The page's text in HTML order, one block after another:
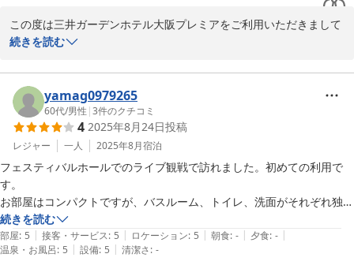
この度は三井ガーデンホテル大阪プレミアをご利用いただきまして
誠にありがとうございます。
またご多忙の中、コメントをお寄せいただきましたこと、重ねて御
礼申し上げます。
落ち着いてご利用いただけなかったとの
事、お詫び申し上げます。
今後とも快適且つ安心してお過ごしいただける空間とサービスの質
を維持しご提供できますよう努めて参りますので、引き続きご愛顧
の程宜しくお願い申し上げます。
またのご来館を心よりお待ちいたしております。
宿泊支配人
続きを読む
yamag0979265
60代/男性 |3件のクチコミ
4 2025年8月24日投稿
レジャー 一人 2025年8月宿泊
フェスティバルホールでのライブ観戦で訪れました。初めての利用で
す。
お部屋はコンパクトですが、バスルーム、トイレ、洗面がそれぞれ独立
していて、衛生的に良、と感じました。特に、洗面がお部屋とオープン
になっているのは大変使いやすくて快適でした。さらにメイク用にスタ
ンドの拡大鏡付きハンドミラーも設備されていて、至れり尽くせり。
続きを読む
部屋: 5 | 接客・サービス: 5 | ロケーション: 5 | 朝食: - | 夕食: - |
温泉・お風呂: 5 | 設備: 5 | 清潔さ: -